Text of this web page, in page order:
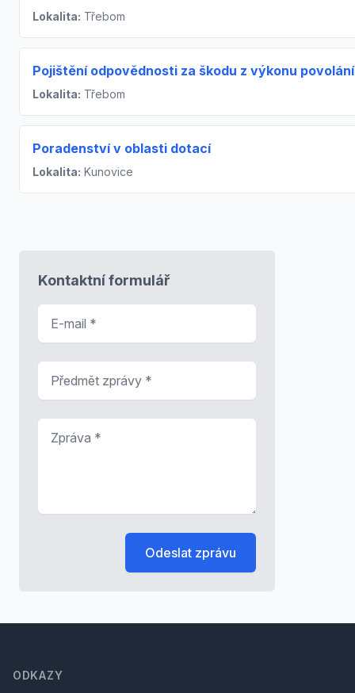
Lokalita: Třebom
Pojištění odpovědnosti za škodu z výkonu povolání
Lokalita: Třebom
Poradenství v oblasti dotací
Lokalita: Kunovice
Kontaktní formulář
Odeslat zprávu
ODKAZY